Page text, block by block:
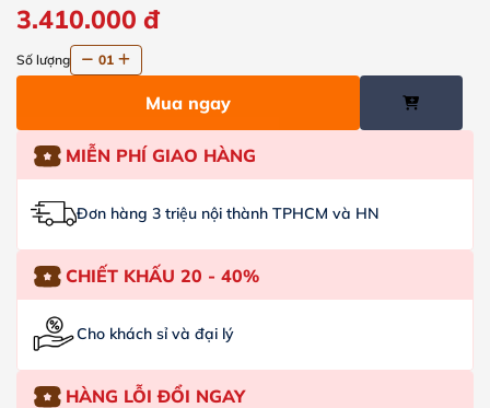
3.410.000 đ
Số lượng 01
Mua ngay
MIỄN PHÍ GIAO HÀNG
Đơn hàng 3 triệu nội thành TPHCM và HN
CHIẾT KHẤU 20 - 40%
Cho khách sỉ và đại lý
HÀNG LỖI ĐỔI NGAY